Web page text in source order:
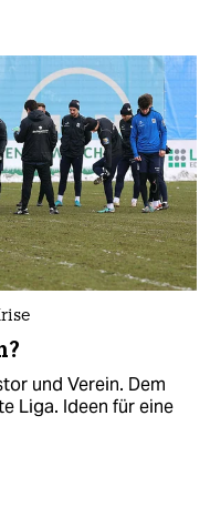
und Verein. Dem
Liga. Ideen für eine